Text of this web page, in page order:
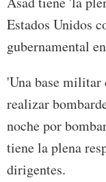
Estados Unidos
gubernamental
'Una base
realizar
noche por
tiene la plena
dirigentes.